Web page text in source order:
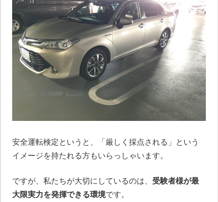
安全運転検定というと、「厳しく採点される」という
イメージを持たれる方もいらっしゃいます。
ですが、私たちが大切にしているのは、 受験者様が最
大限実力を発揮できる環境です。